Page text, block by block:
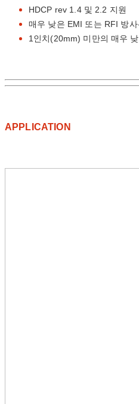
HDCP rev 1.4 및 2.2 지원
매우 낮은 EMI 또는 RFI 방사
1인치(20mm) 미만의 매우
APPLICATION